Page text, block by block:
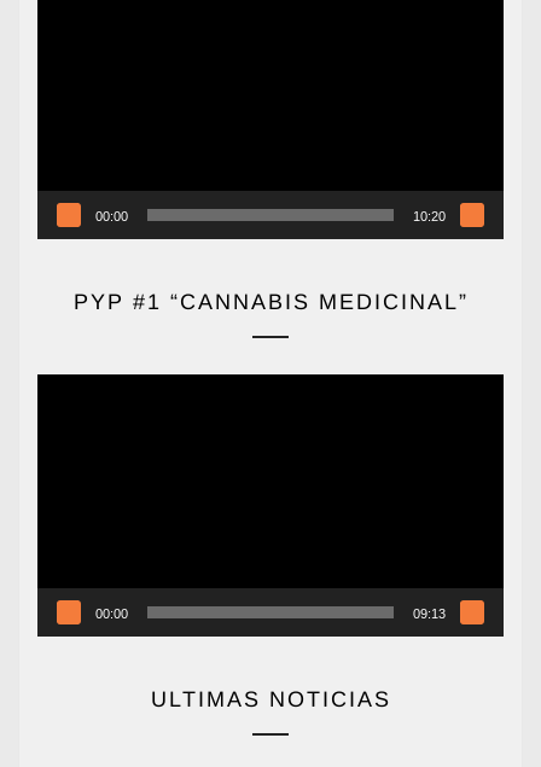
00:00 10:20
PYP #1 “CANNABIS MEDICINAL”
00:00 09:13
ULTIMAS NOTICIAS